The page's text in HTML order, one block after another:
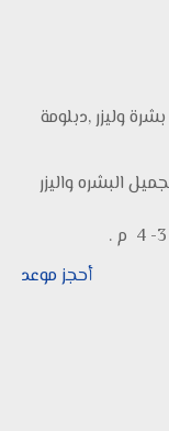
وليزر ,دبلومة
البشره واليزر
أحجز موعد